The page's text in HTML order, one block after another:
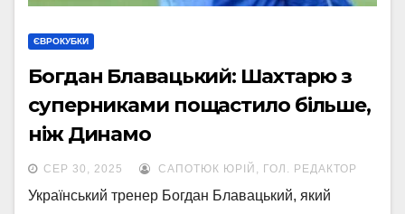
ЄВРОКУБКИ
Богдан Блавацький: Шахтарю з
суперниками пощастило більше,
ніж Динамо
СЕР 30, 2025 САПОТЮК ЮРІЙ, ГОЛ. РЕДАКТОР
Український тренер Богдан Блавацький, який